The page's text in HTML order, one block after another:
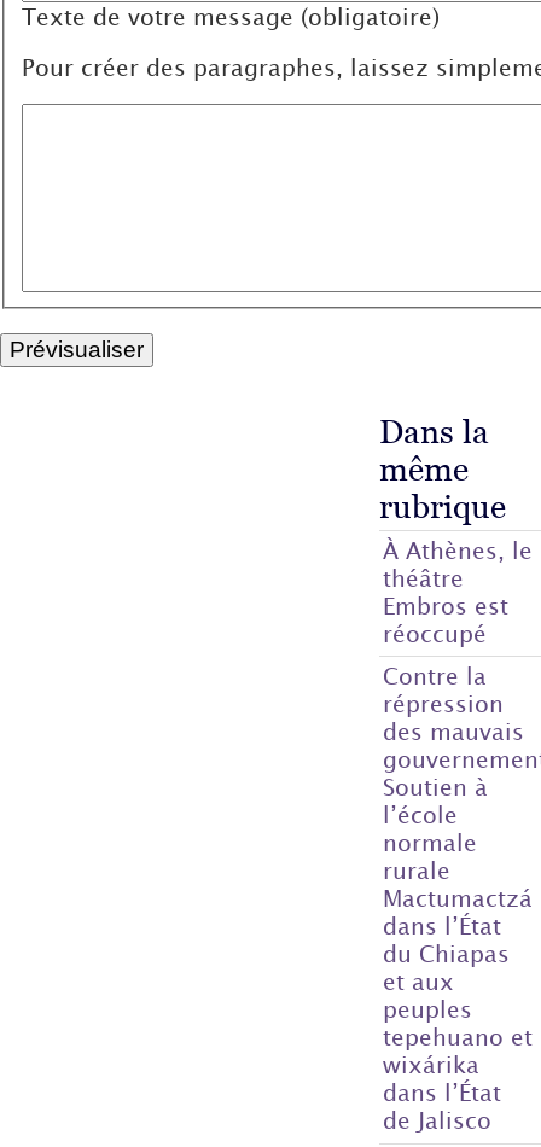
Texte de votre message (obligatoire)
Pour créer des paragraphes, laissez
Dans la
même
rubrique
À Athènes, le
théâtre
Embros est
réoccupé
Contre la
répression
des mauvais
Soutien à
l’école
normale
rurale
Mactumactzá
dans l’État
du Chiapas
et aux
peuples
tepehuano et
wixárika
dans l’État
de Jalisco